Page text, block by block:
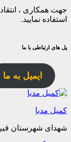
جهت همکاری ،
استفاده نمایید.
پل های ارتباطی با ما
ایمیل به ما
کمیل مدیا
شهدای شهرستان